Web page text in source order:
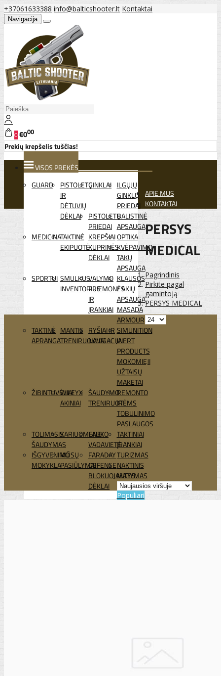
+37061633388 info@balticshooter.lt Kontaktai
Navigacija
0€000
Prekių krepšelis tuščias!
VISOS PREKĖS
GUARD
PISTOLETŲ
IR
DĖTUVIŲ
DĖKLAI
GINKLAI ILGŲJŲ
GINKLŲ
PRIEDAI
PISTOLETŲ
PRIEDAI
BALISTINĖ
APSAUGA
MEDICINATAKTINĖ
EKIPUOTĖ
KREPŠIAI
KUPRINĖS
DĖKLAI
OPTIKA
KVĖPAVIMO
TAKŲ
APSAUGA
SPORTUI SMULKUS
INVENTORIUS
VALYMO
PRIEMONĖS
IR
ĮRANKIAI
KLAUSOS
/ AKIŲ
APSAUGA
MASADA
ARMOUR
TAKTINĖ
APRANGA
MANTIS
TRENIRUOKLIAI
RYŠIAI IR
NAVIGACIJA
SIMUNITION
INERT
PRODUCTS
MOKOMIEJI
UŽTAISŲ
MAKETAI
ŽIBINTUVĖLIAI
WILEYX
AKINIAI
ŠAUDYMO
TRENIRUOTĖMS
REMONTO
IR
TOBULINIMO
PASLAUGOS
TOLIMASIS
ŠAUDYMAS
KARIUOMENEI
LAUKO
VADAVIETĖ
TAKTINIAI
ĮRANKIAI
IŠGYVENIMO
MOKYKLA
MŪSŲ
PASIŪLYMAI
FARADAY
DEFENSE
BLOKUOJANTYS
DĖKLAI
TURIZMAS
NAKTINIS
MATYMAS
APIE MUS
KONTAKTAI
PERSYS
MEDICAL
Pagrindinis
Pirkite pagal
gamintoją
PERSYS MEDICAL
Populiari